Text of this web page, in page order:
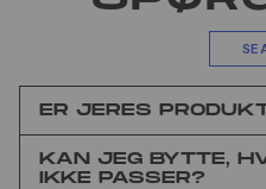
SE
ER JERES
KAN JEG BYTTE,
IKKE PASSER?